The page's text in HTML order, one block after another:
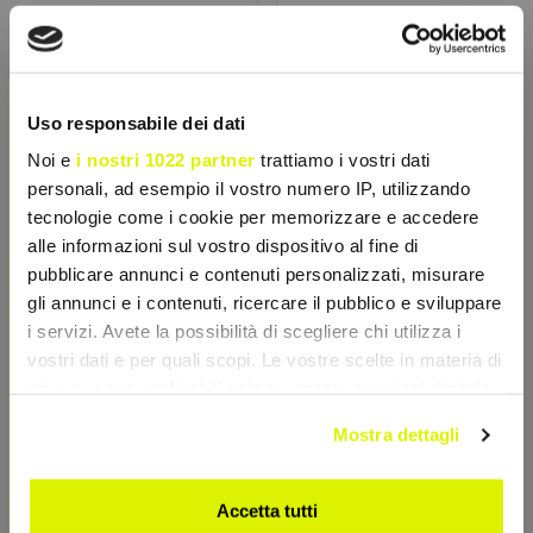
×
Uso responsabile dei dati
Noi e i nostri 1022 partner trattiamo i vostri dati
personali, ad esempio il vostro numero IP, utilizzando
tecnologie come i cookie per memorizzare e accedere
alle informazioni sul vostro dispositivo al fine di
pubblicare annunci e contenuti personalizzati, misurare
gli annunci e i contenuti, ricercare il pubblico e sviluppare
i servizi. Avete la possibilità di scegliere chi utilizza i
vostri dati e per quali scopi. Le vostre scelte in materia di
modificare o revocare il proprio consenso in qualsiasi
momento dalla Dichiarazione sui cookie o facendo clic
sull'icona di attivazione della privacy.
Mostra dettagli
Accetta tutti
Race Carb 80g
Polvere isotonica
energetica di Pharmanutra.
Assicura massima resa
senza appesantire lo...
€ 2,29
sconti esclusivi
Aggiungi al Carrello
Integratore energetico in
polvere con caffeina di
Pharmanutra. Offre una
spinta...
sconti esclusivi
Aggiungi al Carrello
- 25%